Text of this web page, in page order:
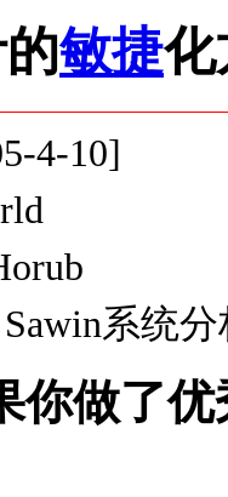
敏捷化
4-10]
系统
你做了